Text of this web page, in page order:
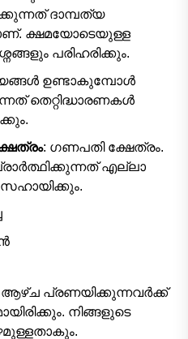
ദാമ്പത്യ
ക്ഷമയോടെയുള്ള
പരിഹരിക്കും.
ഉണ്ടാകുമ്പോൾ
തെറ്റിദ്ധാരണകൾ
: ഗണപതി ക്ഷേത്രം.
എല്ലാ
സഹായിക്കും.
പ്രണയിക്കുന്നവർക്ക്
നിങ്ങളുടെ